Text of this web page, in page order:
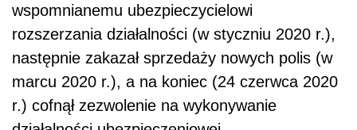
wspomnianemu ubezpieczycielowi
rozszerzania działalności (w styczniu 2020 r.),
następnie zakazał sprzedaży nowych polis (w
marcu 2020 r.), a na koniec (24 czerwca 2020
r.) cofnął zezwolenie na wykonywanie